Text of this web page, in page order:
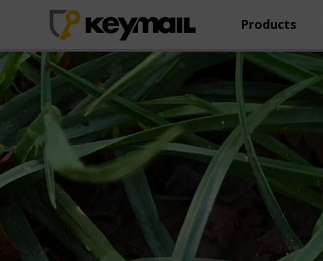
Products